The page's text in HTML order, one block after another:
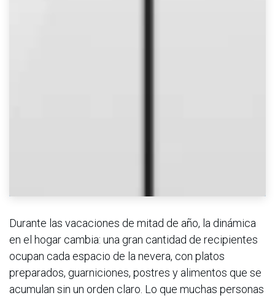
Durante las vacaciones de mitad de año, la dinámica
en el hogar cambia: una gran cantidad de recipientes
ocupan cada espacio de la nevera, con platos
preparados, guarniciones, postres y alimentos que se
acumulan sin un orden claro. Lo que muchas personas